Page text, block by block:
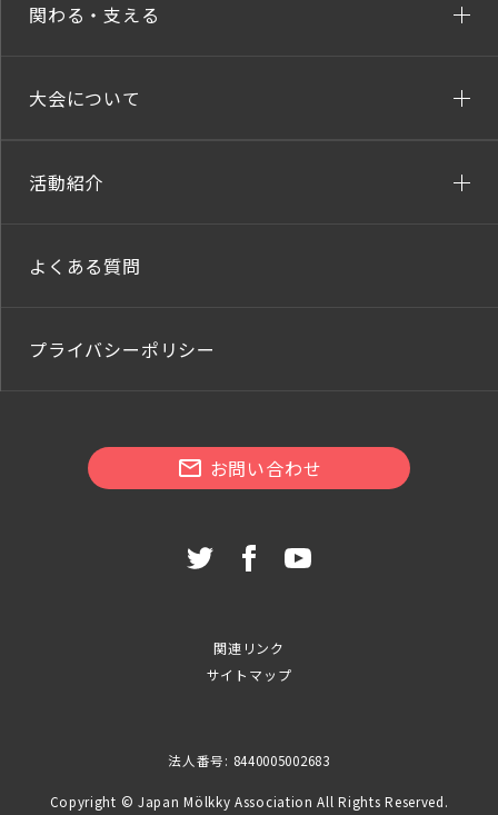
関わる・支える
大会について
活動紹介
よくある質問
プライバシーポリシー
お問い合わせ
関連リンク
サイトマップ
法人番号: 8440005002683
Copyright © Japan Mölkky Association All Rights Reserved.